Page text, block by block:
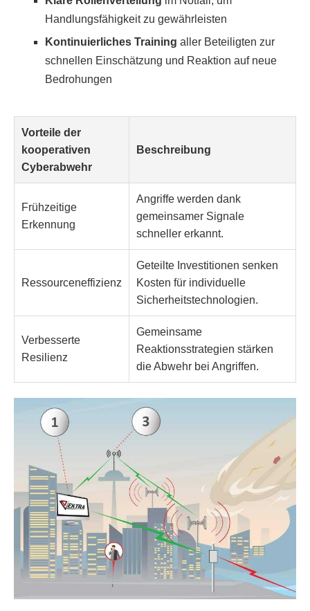
Handlungsfähigkeit zu gewährleisten
Kontinuierliches Training aller Beteiligten zur
schnellen Einschätzung und Reaktion auf neue
Bedrohungen
Vorteile der
kooperativen
Cyberabwehr
Beschreibung
Frühzeitige
Erkennung
Angriffe werden dank
gemeinsamer Signale
schneller erkannt.
Ressourceneffizienz
Geteilte Investitionen senken
Kosten für individuelle
Sicherheitstechnologien.
Verbesserte
Resilienz
Gemeinsame
Reaktionsstrategien stärken
die Abwehr bei Angriffen.